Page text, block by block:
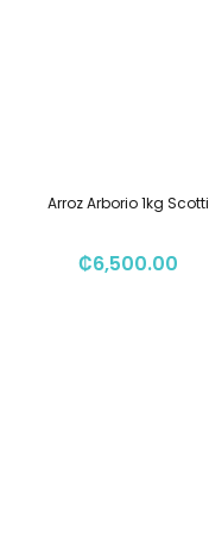
Arroz Arborio 1kg Scotti
₡6,500.00